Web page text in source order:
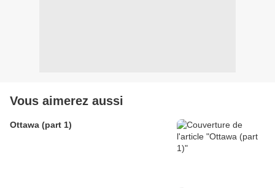
Vous aimerez aussi
Ottawa (part 1)